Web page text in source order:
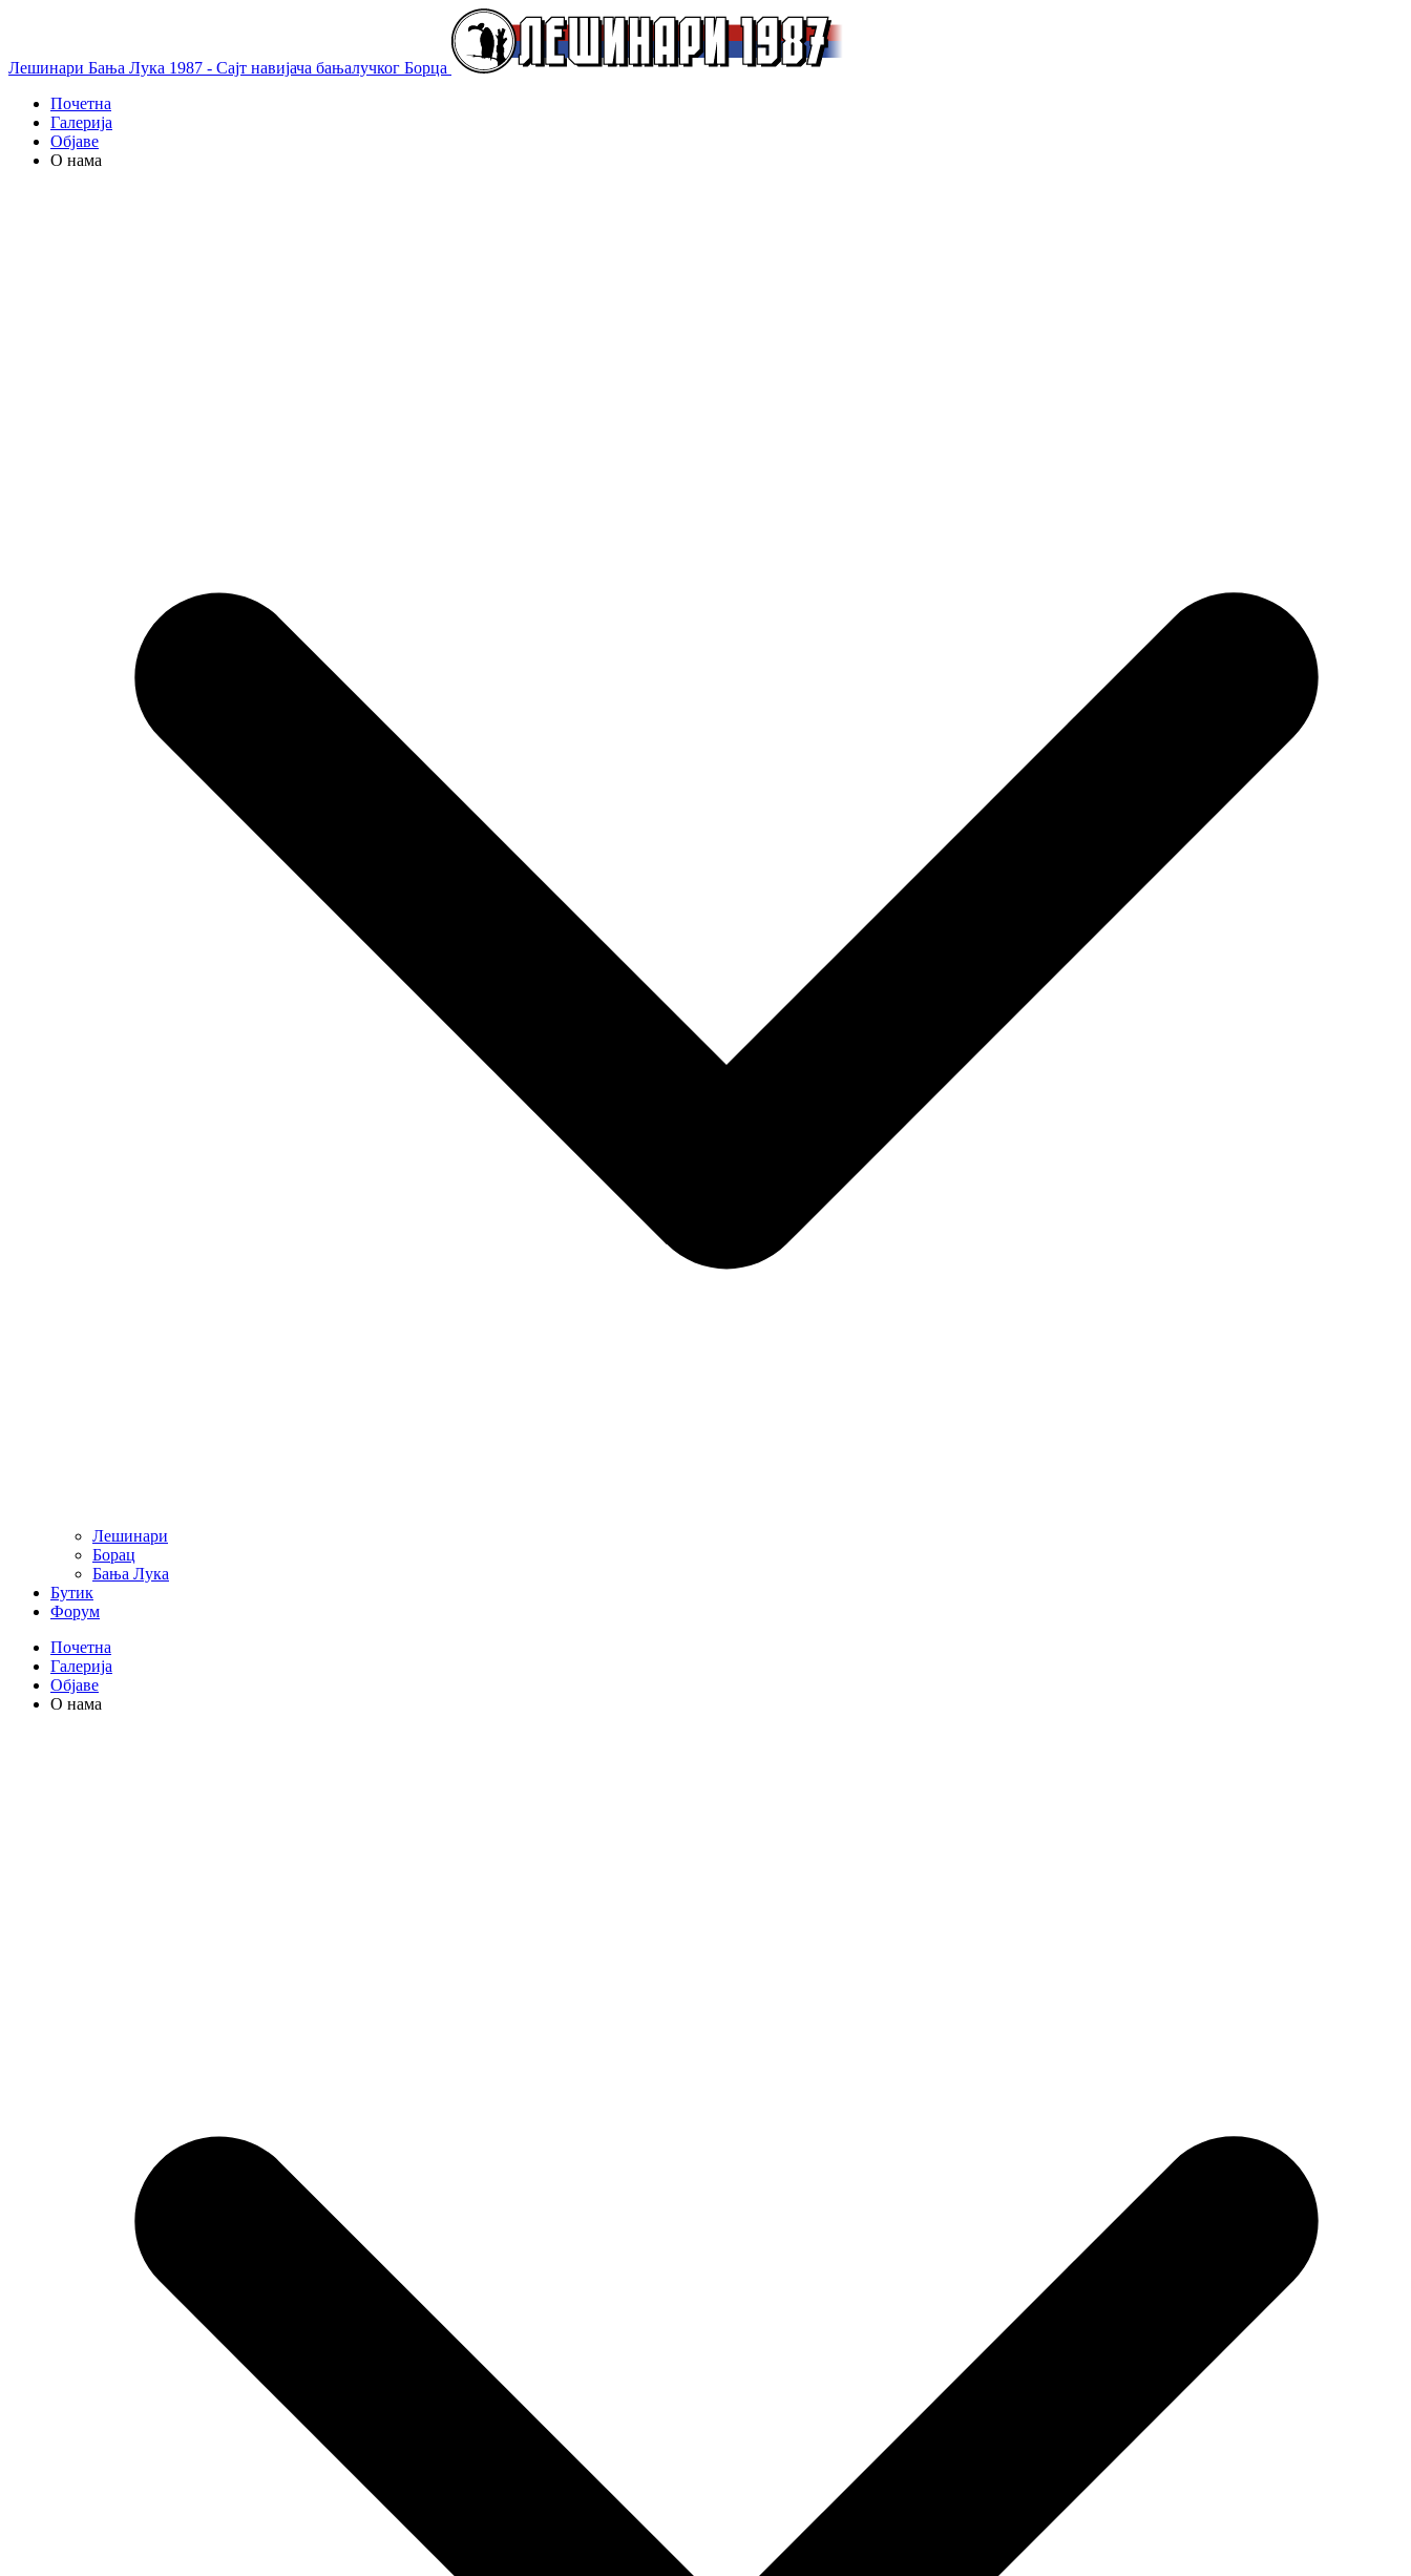
Лешинари Бања Лука 1987 - Сајт навијача бањалучког Борца
Почетна
Галерија
Објаве
О нама
Лешинари
Борац
Бања Лука
Бутик
Форум
Почетна
Галерија
Објаве
О нама